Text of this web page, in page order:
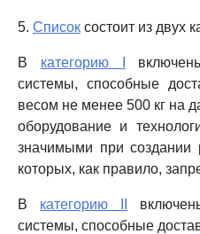
5. Список состоит из двух
В категорию I
системы, способные
весом не менее 500 кг на
оборудование и
значимыми при создании
которых, как правило,
В категорию II
системы, способные